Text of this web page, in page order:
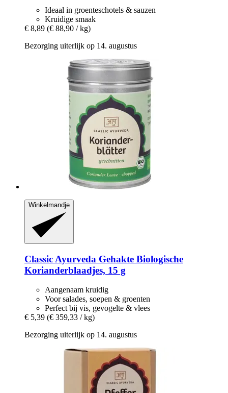
Ideaal in groenteschotels & sauzen
Kruidige smaak
€ 8,89 (€ 88,90 / kg)
Bezorging uiterlijk op 14. augustus
Winkelmandje
Classic Ayurveda Gehakte Biologische
Korianderblaadjes, 15 g
Aangenaam kruidig
Voor salades, soepen & groenten
Perfect bij vis, gevogelte & vlees
€ 5,39 (€ 359,33 / kg)
Bezorging uiterlijk op 14. augustus